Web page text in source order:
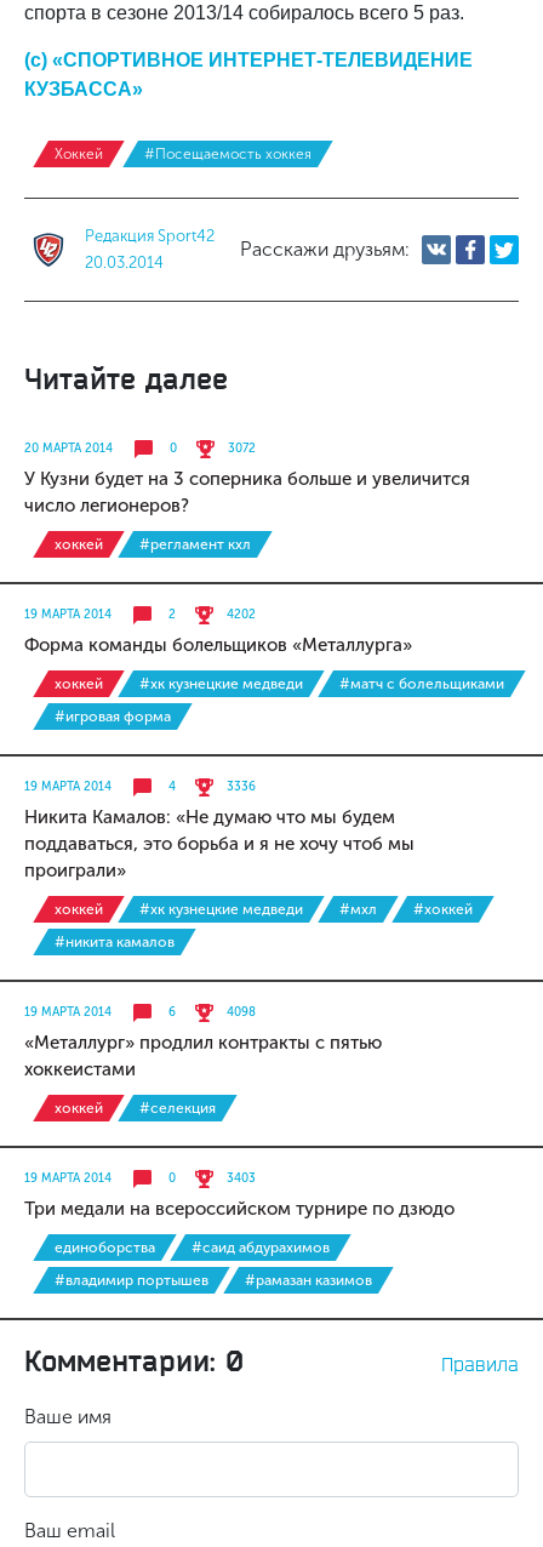
спорта в сезоне 2013/14 собиралось всего 5 раз.
(с) «СПОРТИВНОЕ ИНТЕРНЕТ-ТЕЛЕВИДЕНИЕ
КУЗБАССА»
Хоккей #Посещаемость хоккея
Редакция Sport42
20.03.2014
Расскажи друзьям:
Читайте далее
20 МАРТА 2014 0 3072
У Кузни будет на 3 соперника больше и увеличится
число легионеров?
хоккей #регламент кхл
19 МАРТА 2014 2 4202
Форма команды болельщиков «Металлурга»
хоккей #хк кузнецкие медведи
#матч с болельщиками
#игровая форма
19 МАРТА 2014 4 3336
Никита Камалов: «Не думаю что мы будем
поддаваться, это борьба и я не хочу чтоб мы
проиграли»
хоккей #хк кузнецкие медведи #мхл
#хоккей
#никита камалов
19 МАРТА 2014 6 4098
«Металлург» продлил контракты с пятью
хоккеистами
хоккей #селекция
19 МАРТА 2014 0 3403
Три медали на всероссийском турнире по дзюдо
единоборства
#саид абдурахимов
#владимир портышев
#рамазан казимов
Комментарии: 0 Правила
Ваше имя
Ваш email